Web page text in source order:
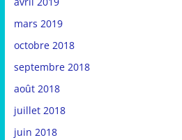
mars 2019
octobre 2018
septembre 2018
août 2018
juillet 2018
juin 2018